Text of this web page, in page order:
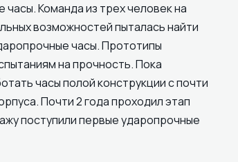
Команда из трех человек на
возможностей пыталась найти
часы. Прототипы
на прочность. Пока
часы полой конструкции с почти
Почти 2 года проходил этап
поступили первые ударопрочные